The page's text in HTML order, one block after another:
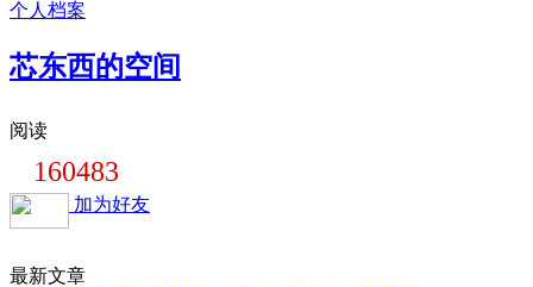
个人档案
芯东西的空间
阅读
160483
加为好友
最新文章